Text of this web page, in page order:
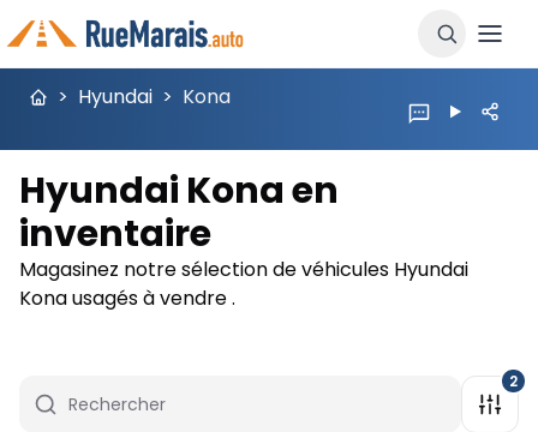
> Hyundai > Kona
Hyundai Kona en
inventaire
Magasinez notre sélection de véhicules Hyundai
Kona usagés à vendre .
2